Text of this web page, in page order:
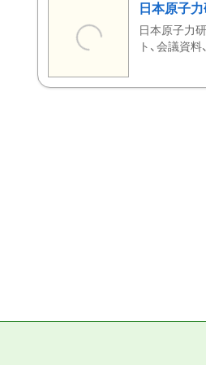
日本原子
日本原子力
ト、会議資